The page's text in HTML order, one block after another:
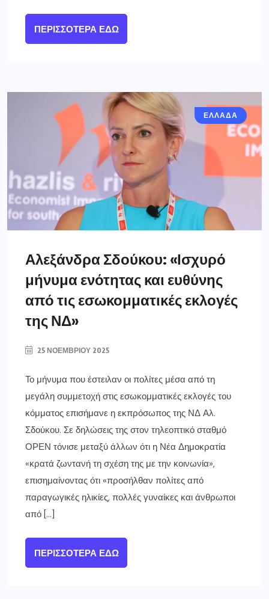
ΠΕΡΙΣΣΌΤΕΡΑ ΕΔΏ
ΕΛΛΑΔΑ
Αλεξάνδρα Σδούκου: «Ισχυρό
μήνυμα ενότητας και ευθύνης
από τις εσωκομματικές εκλογές
της ΝΔ»
25 ΝΟΕΜΒΡΊΟΥ 2025
Το μήνυμα που έστειλαν οι πολίτες μέσα από τη
μεγάλη συμμετοχή στις εσωκομματικές εκλογές του
κόμματος επισήμανε η εκπρόσωπος της ΝΔ Αλ.
Σδούκου. Σε δηλώσεις της στον τηλεοπτικό σταθμό
ΟΡΕΝ τόνισε μεταξύ άλλων ότι η Νέα Δημοκρατία
«κρατά ζωντανή τη σχέση της με την κοινωνία»,
επισημαίνοντας ότι «προσήλθαν πολίτες από
παραγωγικές ηλικίες, πολλές γυναίκες και άνθρωποι
από […]
ΠΕΡΙΣΣΌΤΕΡΑ ΕΔΏ